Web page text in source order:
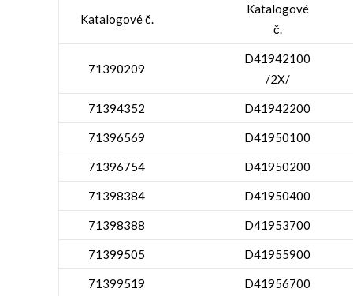
Katalogové č.
Katalogové
č.
71390209
D41942100
/2X/
71394352 D41942200
71396569 D41950100
71396754 D41950200
71398384 D41950400
71398388 D41953700
71399505 D41955900
71399519 D41956700